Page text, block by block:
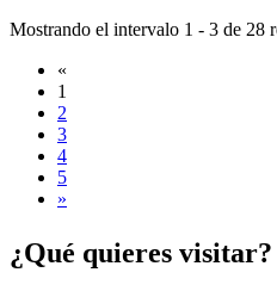
Mostrando el intervalo 1 - 3 de 28
«
1
2
3
4
5
»
¿Qué quieres visitar?